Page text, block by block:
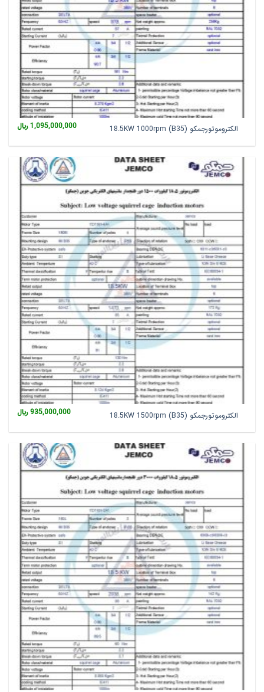
الکتروموتورجمکو 18.5KW 1000rpm (B35) 1,095,000,000 ﷼
الکتروموتورجمکو 18.5KW 1500rpm (B35) 935,000,000 ﷼